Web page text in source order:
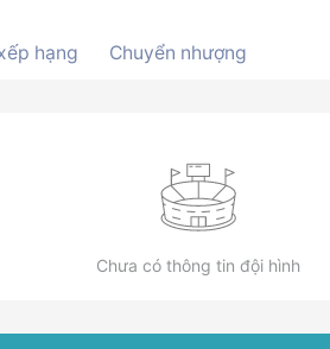
hạng Chuyển nhượng
Chưa có thông tin đội hình